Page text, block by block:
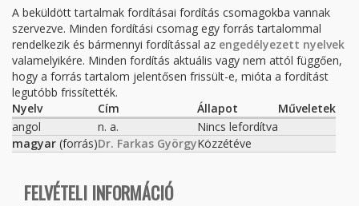
A beküldött tartalmak fordításai fordítás csomagokba vannak
szervezve. Minden fordítási csomag egy forrás tartalommal
rendelkezik és bármennyi fordítással az engedélyezett nyelvek
valamelyikére. Minden fordítás aktuális vagy nem attól függően,
hogy a forrás tartalom jelentősen frissült-e, mióta a fordítást
legutóbb frissítették.
Nyelv
Cím Állapot
Műveletek
angol
n. a.
Nincs lefordítva
magyar (forrás)Dr. Farkas GyörgyKözzétéve
FELVÉTELI INFORMÁCIÓ